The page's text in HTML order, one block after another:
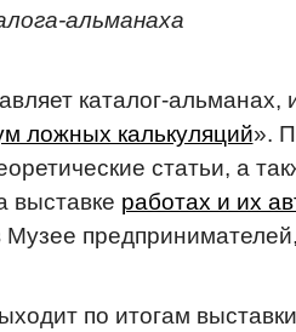
альманаха
каталог-альманах,
ложных калькуляций».
статьи, а
выставке работах и их
Музее
по итогам